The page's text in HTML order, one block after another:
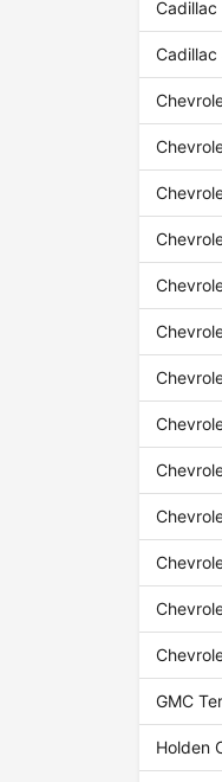
Cadillac
Cadillac
GMC
Holden